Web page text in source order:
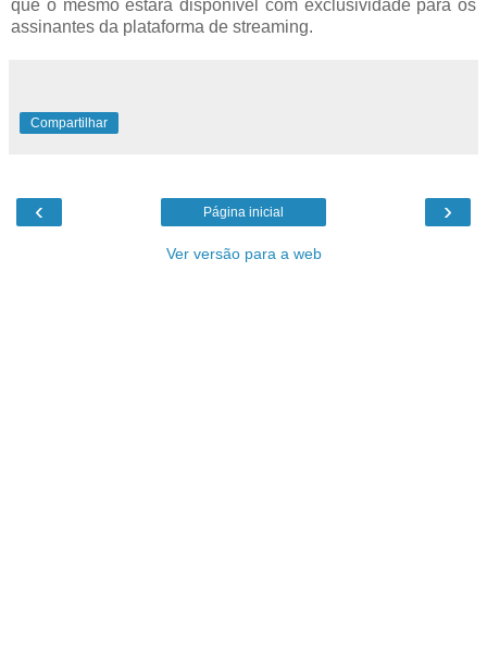
que o mesmo estará disponível com exclusividade para os
assinantes da plataforma de streaming.
Compartilhar
‹ ›
Página inicial
Ver versão para a web